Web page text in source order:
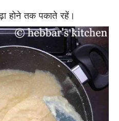
होने तक पकाते रहें।